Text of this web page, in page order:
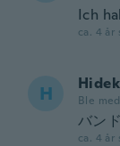
Ich
ca. 4 år
H Ble
バン
ca. 4 år